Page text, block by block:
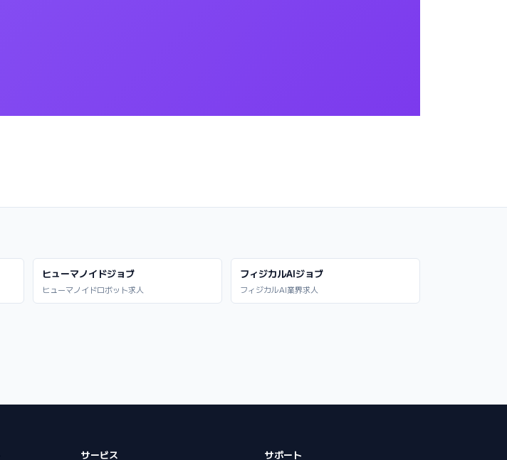
ヒューマノイドジョブ
ヒューマノイドロボット求人
フィジカルAIジョブ
フィジカルAI業界求人
サービス サポート